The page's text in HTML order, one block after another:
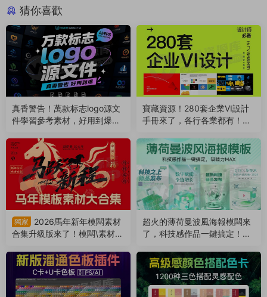
猜你喜歡
真香警告！萬款标志logo源文
件學習參考素材，好用到爆！
寶藏資源！280套企業VI設計
手冊來了，各行各業都有！附
獨家
2026馬年新年模闆素材
合集升級版來了！模闆\素材
超火的薄荷曼波風海報模闆來
了，科技感作品一鍵搞定！附